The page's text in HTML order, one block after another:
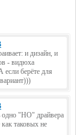
и дизайн, и
- видюха
если берёте для
одно "НО" драйвера
таковых не